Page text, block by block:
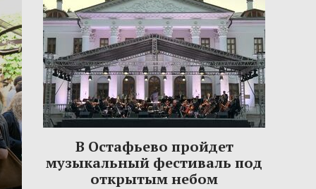
В Остафьево пройдет
музыкальный фестиваль под
открытым небом